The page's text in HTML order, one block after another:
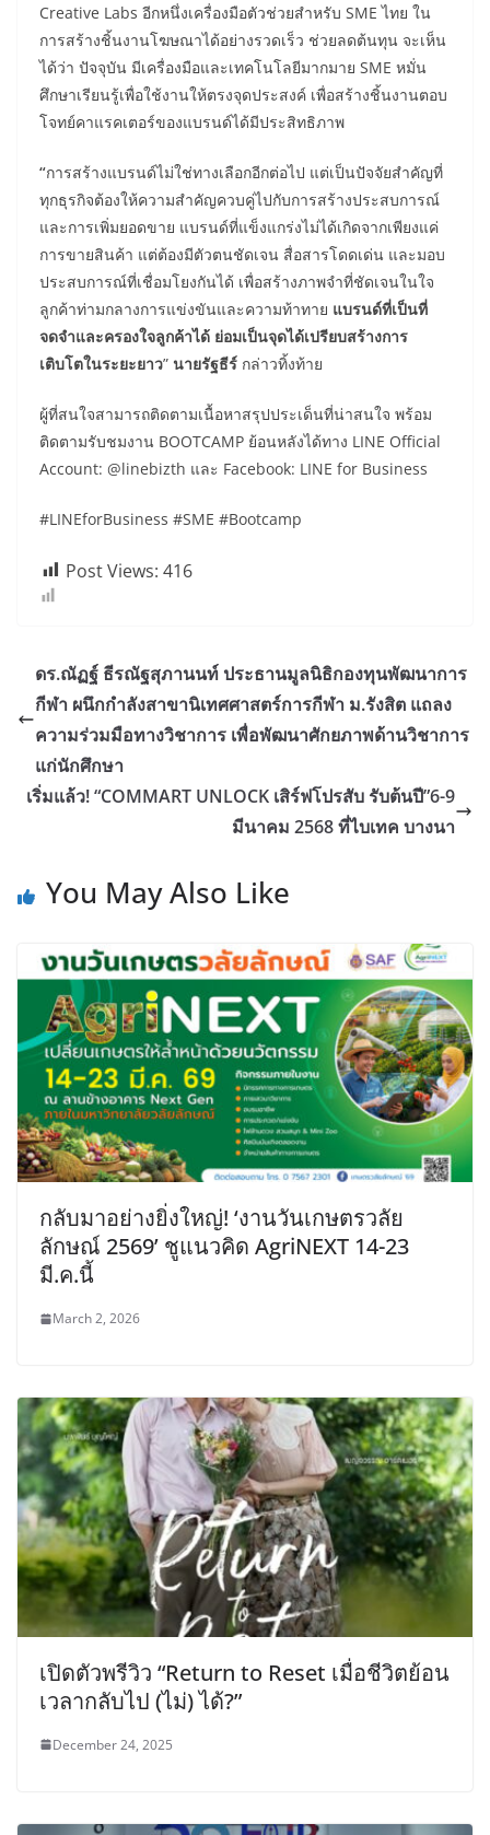
Creative Labs อีกหนึ่งเครื่องมือตัวช่วยสำหรับ SME ไทย ใน
การสร้างชิ้นงานโฆษณาได้อย่างรวดเร็ว ช่วยลดต้นทุน จะเห็น
ได้ว่า ปัจจุบัน มีเครื่องมือและเทคโนโลยีมากมาย SME หมั่น
ศึกษาเรียนรู้เพื่อใช้งานให้ตรงจุดประสงค์ เพื่อสร้างชิ้นงานตอบ
โจทย์คาแรคเตอร์ของแบรนด์ได้มีประสิทธิภาพ
“การสร้างแบรนด์ไม่ใช่ทางเลือกอีกต่อไป แต่เป็นปัจจัยสำคัญที่
ทุกธุรกิจต้องให้ความสำคัญควบคู่ไปกับการสร้างประสบการณ์
และการเพิ่มยอดขาย แบรนด์ที่แข็งแกร่งไม่ได้เกิดจากเพียงแค่
การขายสินค้า แต่ต้องมีตัวตนชัดเจน สื่อสารโดดเด่น และมอบ
ประสบการณ์ที่เชื่อมโยงกันได้ เพื่อสร้างภาพจำที่ชัดเจนในใจ
ลูกค้าท่ามกลางการแข่งขันและความท้าทาย แบรนด์ที่เป็นที่
จดจำและครองใจลูกค้าได้ ย่อมเป็นจุดได้เปรียบสร้างการ
เติบโตในระยะยาว” นายรัฐธีร์ กล่าวทิ้งท้าย
ผู้ที่สนใจสามารถติดตามเนื้อหาสรุปประเด็นที่น่าสนใจ พร้อม
ติดตามรับชมงาน BOOTCAMP ย้อนหลังได้ทาง LINE Official
Account: @linebizth และ Facebook: LINE for Business
#LINEforBusiness #SME #Bootcamp
Post Views: 416
ดร.ณัฏฐ์ ธีรณัฐสุภานนท์ ประธานมูลนิธิกองทุนพัฒนาการ
กีฬา ผนึกกำลังสาขานิเทศศาสตร์การกีฬา ม.รังสิต แถลง
ความร่วมมือทางวิชาการ เพื่อพัฒนาศักยภาพด้านวิชาการ
แก่นักศึกษา
เริ่มแล้ว! “COMMART UNLOCK เสิร์ฟโปรสับ รับต้นปี”6-9
มีนาคม 2568 ที่ไบเทค บางนา
You May Also Like
กลับมาอย่างยิ่งใหญ่! ‘งานวันเกษตรวลัย
ลักษณ์ 2569’ ชูแนวคิด AgriNEXT 14-23
มี.ค.นี้
March 2, 2026
เปิดตัวพรีวิว “Return to Reset เมื่อชีวิตย้อน
เวลากลับไป (ไม่) ได้?”
December 24, 2025